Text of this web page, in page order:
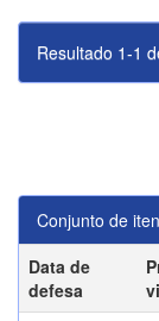
Resultado 1-1
Conjunto de
Data de
defesa